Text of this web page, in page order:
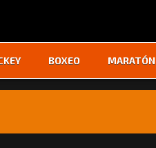
BOXEO MARATÓN